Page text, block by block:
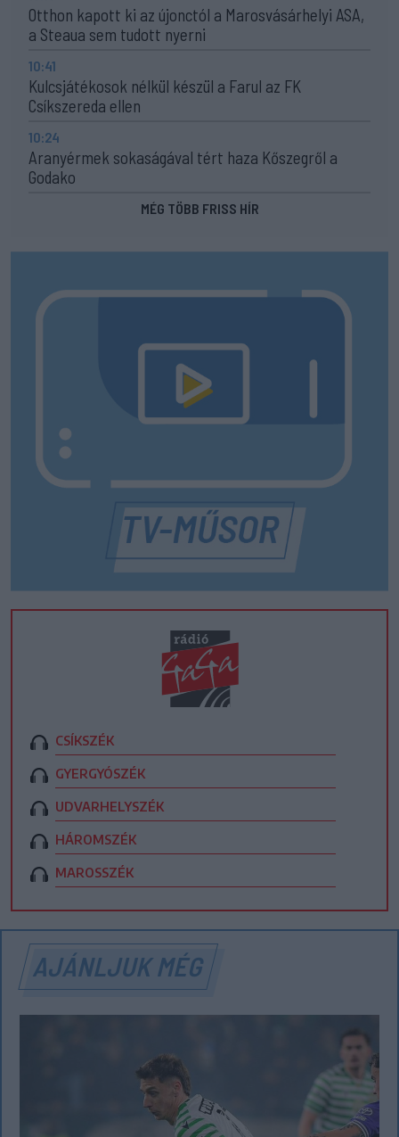
Otthon kapott ki az újonctól a Marosvásárhelyi ASA,
a Steaua sem tudott nyerni
10:41
Kulcsjátékosok nélkül készül a Farul az FK
Csíkszereda ellen
10:24
Aranyérmek sokaságával tért haza Kőszegről a
Godako
MÉG TÖBB FRISS HÍR
CSÍKSZÉK
GYERGYÓSZÉK
UDVARHELYSZÉK
HÁROMSZÉK
MAROSSZÉK
AJÁNLJUK MÉG